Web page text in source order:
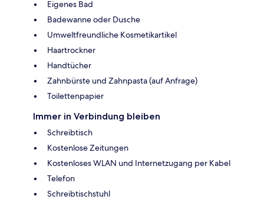
Eigenes Bad
Badewanne oder Dusche
Umweltfreundliche Kosmetikartikel
Haartrockner
Handtücher
Zahnbürste und Zahnpasta (auf Anfrage)
Toilettenpapier
Immer in Verbindung bleiben
Schreibtisch
Kostenlose Zeitungen
Kostenloses WLAN und Internetzugang per Kabel
Telefon
Schreibtischstuhl